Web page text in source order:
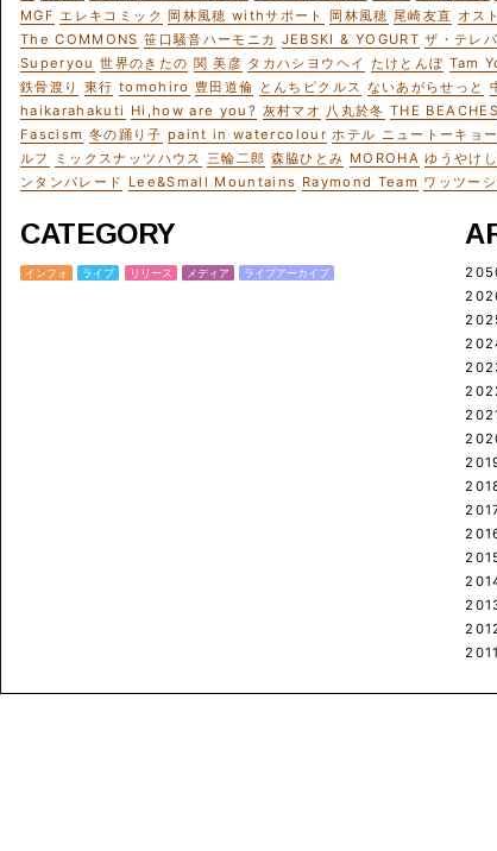
MGF エレキコミック 岡林風穂 withサポート 岡林風穂 尾崎友直 オス
The COMMONS 笹口騒音ハーモニカ JEBSKI & YOGURT ザ・テレ
Superyou 世界のきたの 関 美彦 タカハシヨウヘイ たけとんぼ Tam
鉄骨渡り 東行 tomohiro 豊田道倫 とんちピクルス ないあがらせっと
haikarahakuti Hi,how are you? 灰村マオ 八丸於冬 THE BEACHES
Fascism 冬の踊り子 paint in watercolour ホテル ニュートーキョー
ルフ
ミックスナッツハウス 三輪二郎 森脇ひとみ MOROHA ゆうやけ
ンタンパレード Lee&Small Mountains Raymond Team ワッツー
CATEGORY
インフォ ライブ リリース メディア ライブアーカイブ